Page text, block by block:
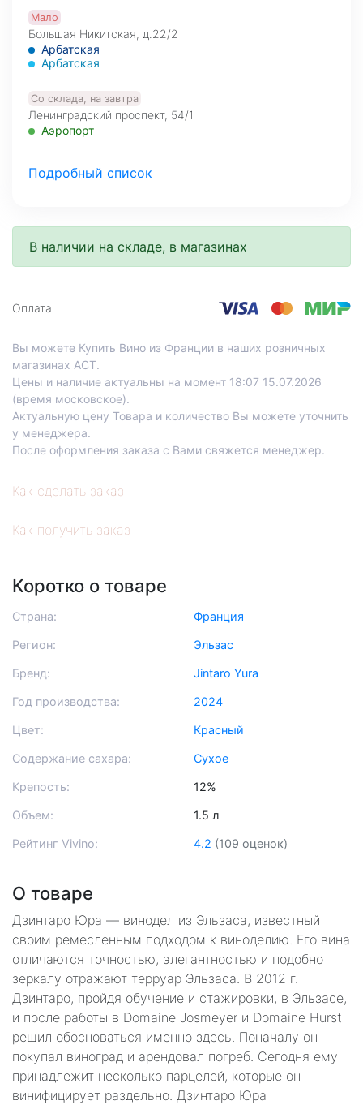
Мало
Большая Никитская, д.22/2
Арбатская
Арбатская
Со склада, на завтра
Ленинградский проспект, 54/1
Аэропорт
Со склада, на завтра
МО, Красногорский г. о., 26-й км, д.7А, а.д. Балтия,
Нахимовский проспект, д.59 А, 1 этаж
Профсоюзная
Подробный список
В наличии на складе, в магазинах
Оплата
Вы можете Купить Вино из Франции в наших розничных
магазинах АСТ.
Цены и наличие актуальны на момент 18:07 15.07.2026
(время московское).
Актуальную цену Товара и количество Вы можете уточнить
у менеджера.
После оформления заказа с Вами свяжется менеджер.
Как сделать заказ
Как получить заказ
Коротко о товаре
Страна: Франция
Регион: Эльзас
Бренд: Jintaro Yura
Год производства: 2024
Цвет: Красный
Содержание сахара: Сухое
Крепость: 12%
Объем: 1.5 л
Рейтинг Vivino: 4.2 (109 оценок)
О товаре
Дзинтаро Юра — винодел из Эльзаса, известный
своим ремесленным подходом к виноделию. Его вина
отличаются точностью, элегантностью и подобно
зеркалу отражают терруар Эльзаса. В 2012 г.
Дзинтаро, пройдя обучение и стажировки, в Эльзасе,
и после работы в Domaine Josmeyer и Domaine Hurst
решил обосноваться именно здесь. Поначалу он
покупал виноград и арендовал погреб. Сегодня ему
принадлежит несколько парцелей, которые он
винифицирует раздельно. Дзинтаро Юра